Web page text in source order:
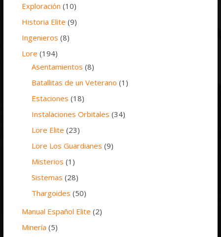
Exploración (10)
Historia Elite (9)
Ingenieros (8)
Lore (194)
Asentamientos (8)
Batallitas de un Veterano (1)
Estaciones (18)
Instalaciones Orbitales (34)
Lore Elite (23)
Lore Los Guardianes (9)
Misterios (1)
Sistemas (28)
Thargoides (50)
Manual Español Elite (2)
Minería (5)